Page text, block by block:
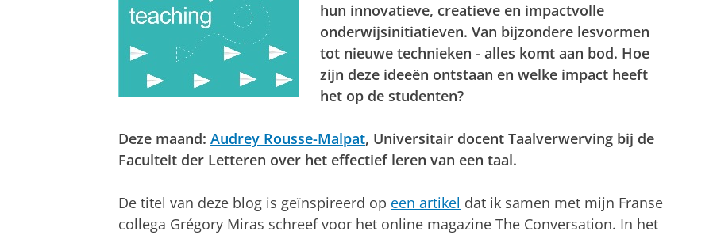
hun innovatieve, creatieve en impactvolle
onderwijsinitiatieven. Van bijzondere lesvormen
tot nieuwe technieken - alles komt aan bod. Hoe
zijn deze ideeën ontstaan en welke impact heeft
het op de studenten?
Deze maand: Audrey Rousse-Malpat, Universitair docent Taalverwerving bij de
Faculteit der Letteren over het effectief leren van een taal.
De titel van deze blog is geïnspireerd op een artikel dat ik samen met mijn Franse
collega Grégory Miras schreef voor het online magazine The Conversation. In het